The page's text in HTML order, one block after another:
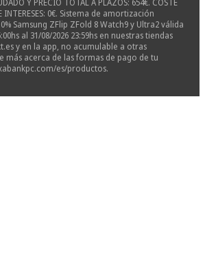
INTERESES: 0€. Sistema de amortización
Samsung ZFlip ZFold 8 Watch9 y Ultra2 válida
al 31/08/2026 23:59hs en nuestras tiendas
y en la app, no acumulable a otras
más acerca de las formas de pago de tu
es/productos.